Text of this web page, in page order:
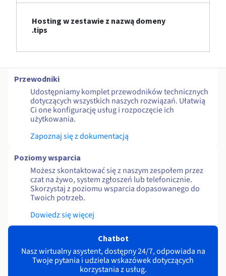
Hosting w zestawie z nazwą domeny
.tips
Przewodniki
Udostępniamy komplet przewodników technicznych
dotyczących wszystkich naszych rozwiązań. Ułatwią
Ci one konfigurację usług i rozpoczęcie ich
użytkowania.
Zapoznaj się z dokumentacją
Poziomy wsparcia
Możesz skontaktować się z naszym zespołem przez
czat na żywo, system zgłoszeń lub telefonicznie.
Skorzystaj z poziomu wsparcia dopasowanego do
Twoich potrzeb.
Dowiedz się więcej
Chatbot
Nasz wirtualny asystent, dostępny 24/7, odpowiada na
Twoje pytania i udziela wskazówek dotyczących
korzystania z usług.